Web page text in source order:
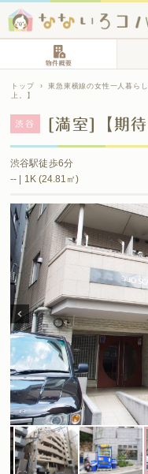
トップ › 東急東横線の女性一人暮ら
上。】
渋谷 [満室]【期待
渋谷駅徒歩6分
-- | 1K (24.81㎡)